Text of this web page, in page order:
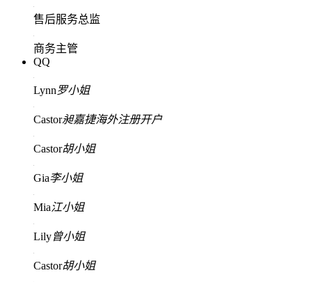
售后服务总监
商务主管
QQ
Lynn罗小姐
Castor昶嘉捷海外注册开户
Castor胡小姐
Gia李小姐
Mia江小姐
Lily曾小姐
Castor胡小姐